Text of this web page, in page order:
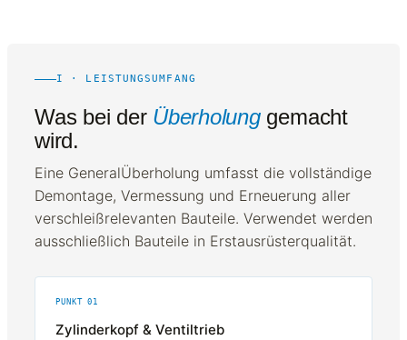
I · LEISTUNGSUMFANG
Was bei der Überholunggemacht
wird.
Eine GeneralÜberholung umfasst die vollständige
Demontage, Vermessung und Erneuerung aller
verschleißrelevanten Bauteile. Verwendet werden
ausschließlich Bauteile in Erstausrüsterqualität.
PUNKT 01
Zylinderkopf & Ventiltrieb